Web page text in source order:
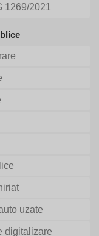
1269/2021
uzate
digitalizare